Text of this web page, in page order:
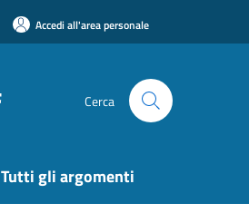
Accedi all'area personale
Cerca
Tutti gli argomenti